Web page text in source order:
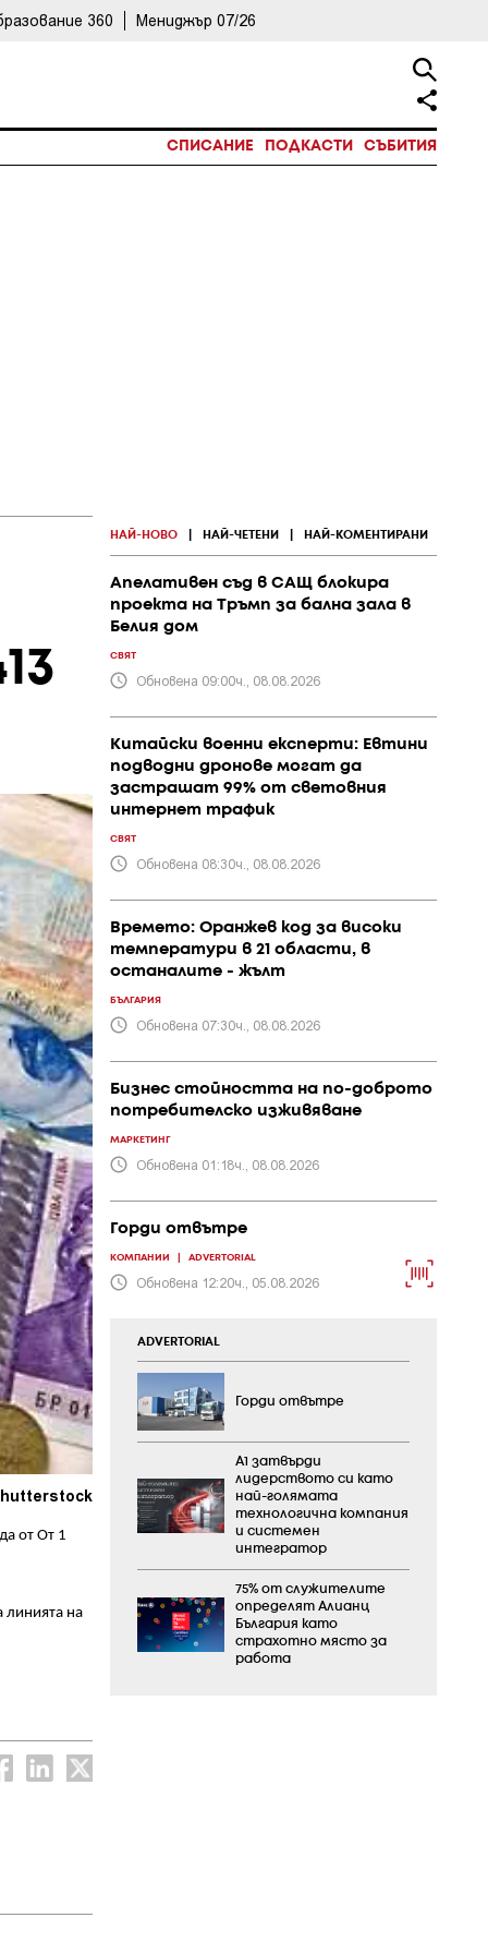
360 Мениджър 07/26
СПИСАНИЕ ПОДКАСТИ СЪБИТИЯ
от От 1
линията на
НАЙ-НОВО НАЙ-ЧЕТЕНИ НАЙ-КОМЕНТИРАНИ
Апелативен съд в САЩ блокира
проекта на Тръмп за бална зала в
Белия дом
СВЯТ
Обновена 09:00ч., 08.08.2026
Китайски военни експерти: Евтини
подводни дронове могат да
застрашат 99% от световния
интернет трафик
СВЯТ
Обновена 08:30ч., 08.08.2026
Времето: Оранжев код за високи
температури в 21 области, в
останалите - жълт
БЪЛГАРИЯ
Обновена 07:30ч., 08.08.2026
Бизнес стойността на по-доброто
потребителско изживяване
МАРКЕТИНГ
Обновена 01:18ч., 08.08.2026
Горди отвътре
КОМПАНИИ ADVERTORIAL
Обновена 12:20ч., 05.08.2026
ADVERTORIAL
Горди отвътре
А1 затвърди
лидерството си като
най-голямата
технологична компания
и системен
интегратор
75% от служителите
определят Алианц
България като
страхотно място за
работа